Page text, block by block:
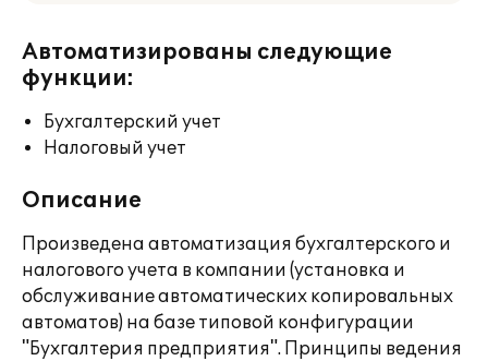
Автоматизированы следующие
функции:
Бухгалтерский учет
Налоговый учет
Описание
Произведена автоматизация бухгалтерского и
налогового учета в компании (установка и
обслуживание автоматических копировальных
автоматов) на базе типовой конфигурации
"Бухгалтерия предприятия". Принципы ведения